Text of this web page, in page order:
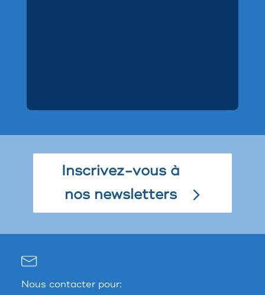
Inscrivez-vous à
nos newsletters
Nous contacter pour: